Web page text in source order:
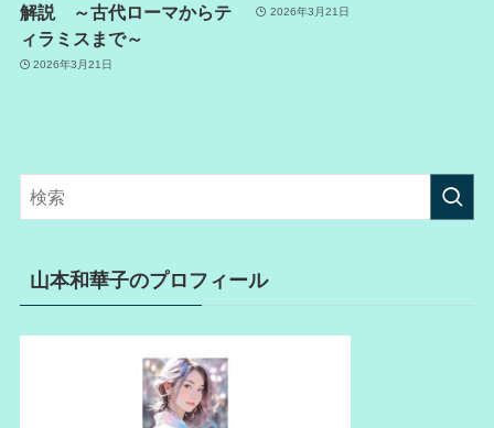
解説 ～古代ローマからテ
ィラミスまで～
2026年3月21日
2026年3月21日
山本和華子のプロフィール